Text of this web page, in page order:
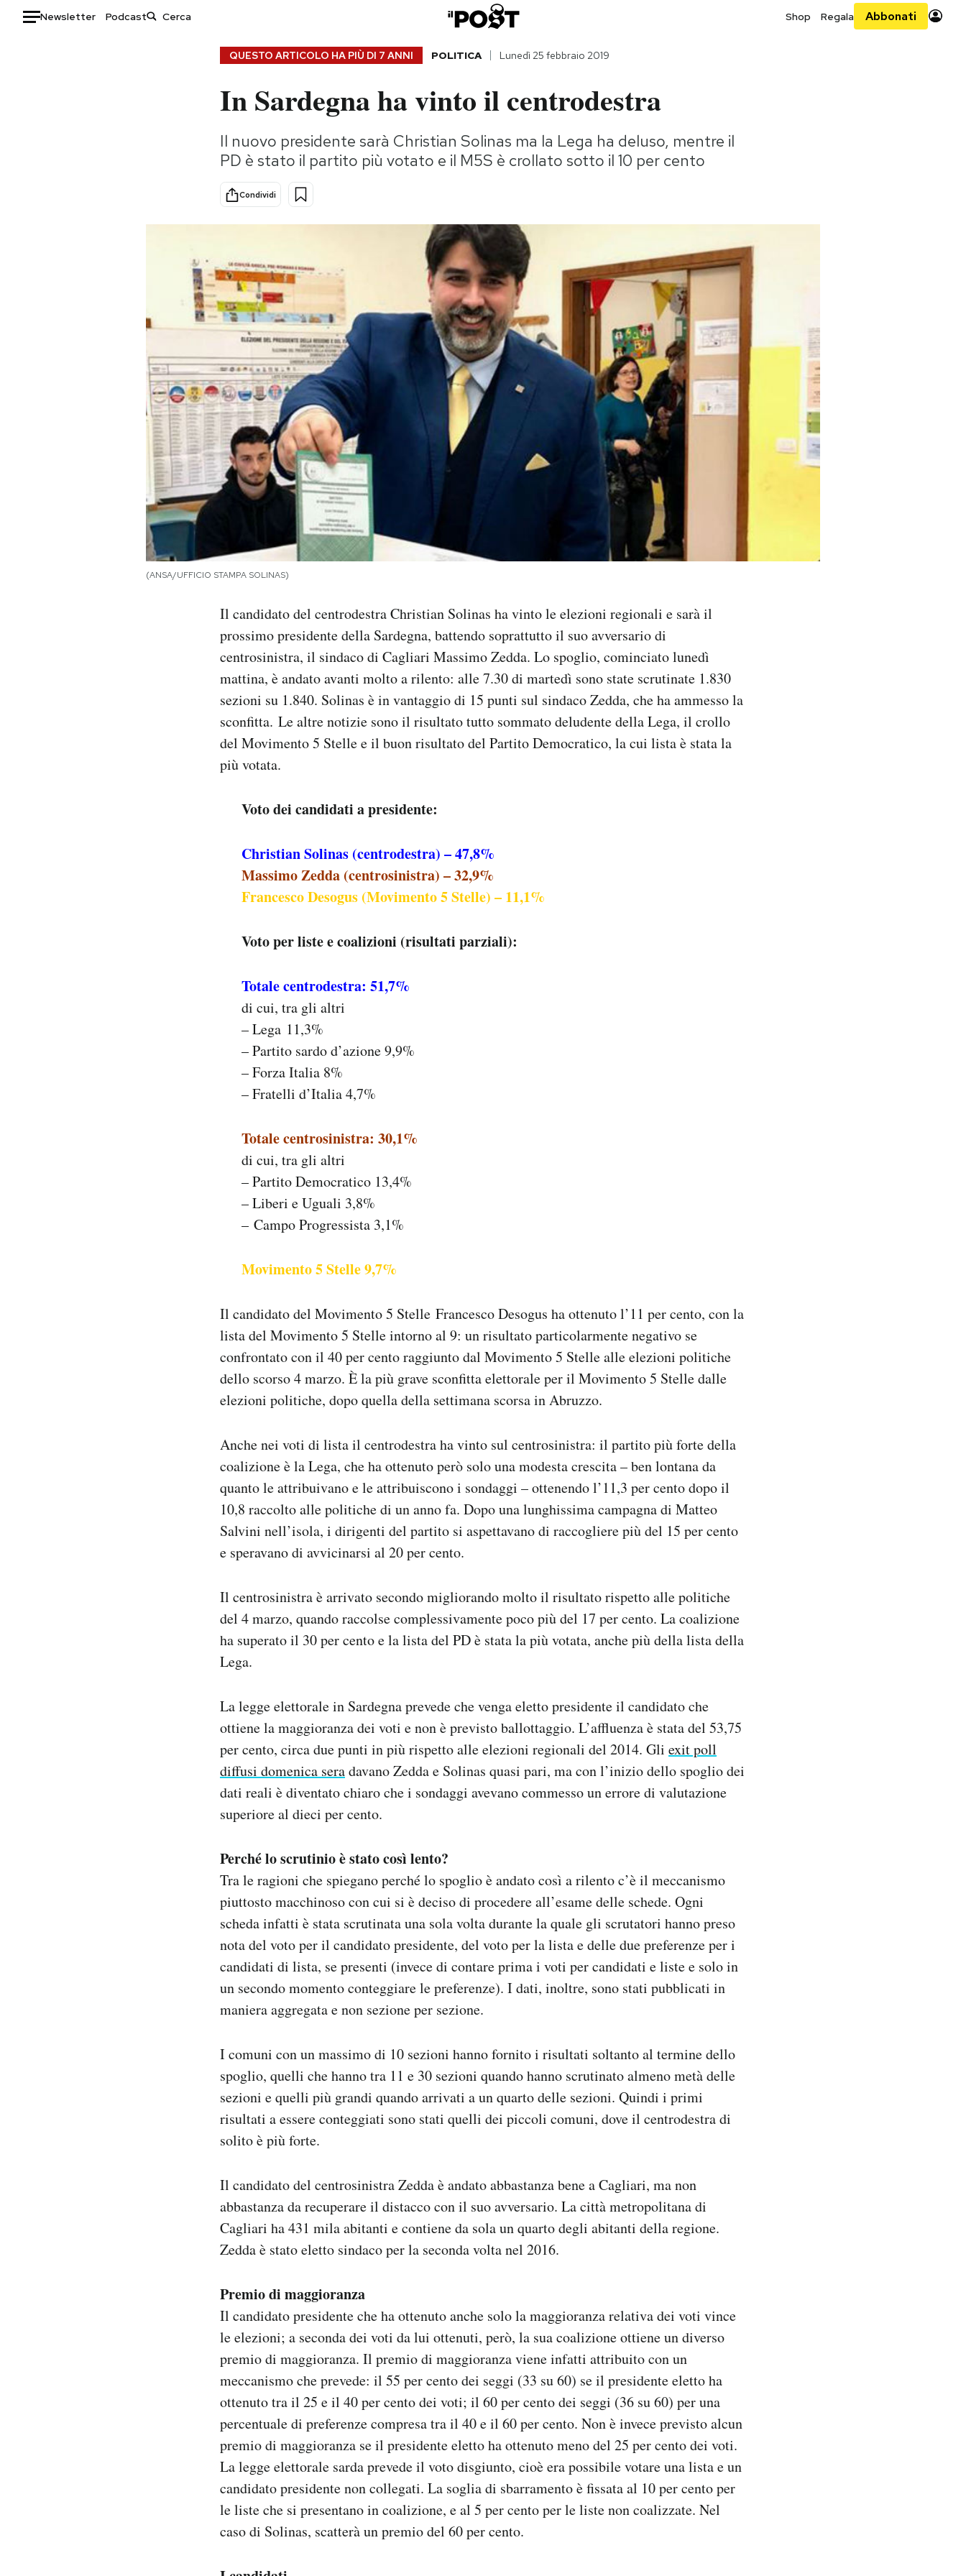
Newsletter Podcast Shop Regala Abbonati
Consumismi
Storie/Idee
Ok Boomer!
Media
Altrecose
Mondiali calcio 2026
QUESTO ARTICOLO HA PIÙ DI 7 ANNI POLITICA Lunedì 25 febbraio 2019
In Sardegna ha vinto il centrodestra
Il nuovo presidente sarà Christian Solinas ma la Lega ha deluso, mentre il
PD è stato il partito più votato e il M5S è crollato sotto il 10 per cento
Condividi
(ANSA/UFFICIO STAMPA SOLINAS)
Il candidato del centrodestra Christian Solinas ha vinto le elezioni regionali e sarà il
prossimo presidente della Sardegna, battendo soprattutto il suo avversario di
centrosinistra, il sindaco di Cagliari Massimo Zedda. Lo spoglio, cominciato lunedì
mattina, è andato avanti molto a rilento: alle 7.30 di martedì sono state scrutinate 1.830
sezioni su 1.840. Solinas è in vantaggio di 15 punti sul sindaco Zedda, che ha ammesso la
sconfitta. Le altre notizie sono il risultato tutto sommato deludente della Lega, il crollo
del Movimento 5 Stelle e il buon risultato del Partito Democratico, la cui lista è stata la
più votata.
Voto dei candidati a presidente:
Christian Solinas (centrodestra) – 47,8%
Massimo Zedda (centrosinistra) – 32,9%
Francesco Desogus (Movimento 5 Stelle) – 11,1%
Voto per liste e coalizioni (risultati parziali):
Totale centrodestra: 51,7%
di cui, tra gli altri
– Lega 11,3%
– Partito sardo d’azione 9,9%
– Forza Italia 8%
– Fratelli d’Italia 4,7%
Totale centrosinistra: 30,1%
di cui, tra gli altri
– Partito Democratico 13,4%
– Liberi e Uguali 3,8%
– Campo Progressista 3,1%
Movimento 5 Stelle 9,7%
Il candidato del Movimento 5 Stelle Francesco Desogus ha ottenuto l’11 per cento, con la
lista del Movimento 5 Stelle intorno al 9: un risultato particolarmente negativo se
confrontato con il 40 per cento raggiunto dal Movimento 5 Stelle alle elezioni politiche
dello scorso 4 marzo. È la più grave sconfitta elettorale per il Movimento 5 Stelle dalle
elezioni politiche, dopo quella della settimana scorsa in Abruzzo.
Anche nei voti di lista il centrodestra ha vinto sul centrosinistra: il partito più forte della
coalizione è la Lega, che ha ottenuto però solo una modesta crescita – ben lontana da
quanto le attribuivano e le attribuiscono i sondaggi – ottenendo l’11,3 per cento dopo il
10,8 raccolto alle politiche di un anno fa. Dopo una lunghissima campagna di Matteo
Salvini nell’isola, i dirigenti del partito si aspettavano di raccogliere più del 15 per cento
e speravano di avvicinarsi al 20 per cento.
Il centrosinistra è arrivato secondo migliorando molto il risultato rispetto alle politiche
del 4 marzo, quando raccolse complessivamente poco più del 17 per cento. La coalizione
ha superato il 30 per cento e la lista del PD è stata la più votata, anche più della lista della
Lega.
La legge elettorale in Sardegna prevede che venga eletto presidente il candidato che
ottiene la maggioranza dei voti e non è previsto ballottaggio. L’affluenza è stata del 53,75
per cento, circa due punti in più rispetto alle elezioni regionali del 2014. Gli exit poll
diffusi domenica seradavano Zedda e Solinas quasi pari, ma con l’inizio dello spoglio dei
dati reali è diventato chiaro che i sondaggi avevano commesso un errore di valutazione
superiore al dieci per cento.
Perché lo scrutinio è stato così lento?
Tra le ragioni che spiegano perché lo spoglio è andato così a rilento c’è il meccanismo
piuttosto macchinoso con cui si è deciso di procedere all’esame delle schede. Ogni
scheda infatti è stata scrutinata una sola volta durante la quale gli scrutatori hanno preso
nota del voto per il candidato presidente, del voto per la lista e delle due preferenze per i
candidati di lista, se presenti (invece di contare prima i voti per candidati e liste e solo in
un secondo momento conteggiare le preferenze). I dati, inoltre, sono stati pubblicati in
maniera aggregata e non sezione per sezione.
I comuni con un massimo di 10 sezioni hanno fornito i risultati soltanto al termine dello
spoglio, quelli che hanno tra 11 e 30 sezioni quando hanno scrutinato almeno metà delle
sezioni e quelli più grandi quando arrivati a un quarto delle sezioni. Quindi i primi
risultati a essere conteggiati sono stati quelli dei piccoli comuni, dove il centrodestra di
solito è più forte.
Il candidato del centrosinistra Zedda è andato abbastanza bene a Cagliari, ma non
abbastanza da recuperare il distacco con il suo avversario. La città metropolitana di
Cagliari ha 431 mila abitanti e contiene da sola un quarto degli abitanti della regione.
Zedda è stato eletto sindaco per la seconda volta nel 2016.
Premio di maggioranza
Il candidato presidente che ha ottenuto anche solo la maggioranza relativa dei voti vince
le elezioni; a seconda dei voti da lui ottenuti, però, la sua coalizione ottiene un diverso
premio di maggioranza. Il premio di maggioranza viene infatti attribuito con un
meccanismo che prevede: il 55 per cento dei seggi (33 su 60) se il presidente eletto ha
ottenuto tra il 25 e il 40 per cento dei voti; il 60 per cento dei seggi (36 su 60) per una
percentuale di preferenze compresa tra il 40 e il 60 per cento. Non è invece previsto alcun
premio di maggioranza se il presidente eletto ha ottenuto meno del 25 per cento dei voti.
La legge elettorale sarda prevede il voto disgiunto, cioè era possibile votare una lista e un
candidato presidente non collegati. La soglia di sbarramento è fissata al 10 per cento per
le liste che si presentano in coalizione, e al 5 per cento per le liste non coalizzate. Nel
caso di Solinas, scatterà un premio del 60 per cento.